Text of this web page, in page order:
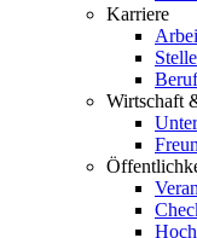
Karriere
Wirtschaft